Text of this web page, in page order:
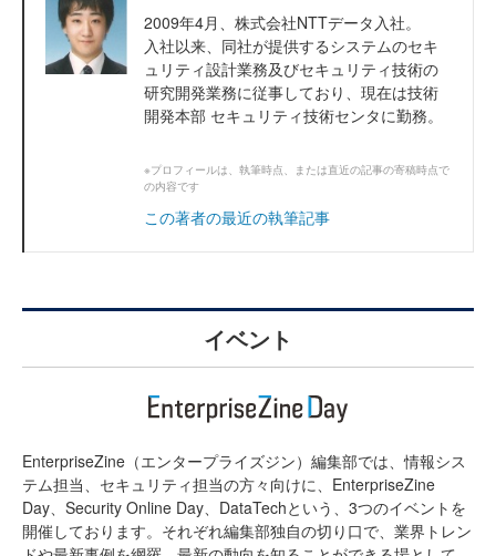
2009年4月、株式会社NTTデータ入社。
入社以来、同社が提供するシステムのセキ
ュリティ設計業務及びセキュリティ技術の
研究開発業務に従事しており、現在は技術
開発本部 セキュリティ技術センタに勤務。
※プロフィールは、執筆時点、または直近の記事の寄稿時点で
の内容です
この著者の最近の執筆記事
イベント
EnterpriseZine（エンタープライズジン）編集部では、情報シス
テム担当、セキュリティ担当の方々向けに、EnterpriseZine
Day、Security Online Day、DataTechという、3つのイベントを
開催しております。それぞれ編集部独自の切り口で、業界トレン